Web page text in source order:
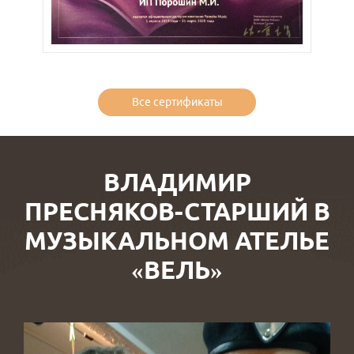
Все сертификаты
ВЛАДИМИР
ПРЕСНЯКОВ-СТАРШИЙ В
МУЗЫКАЛЬНОМ АТЕЛЬЕ
«ВЕЛЬ»